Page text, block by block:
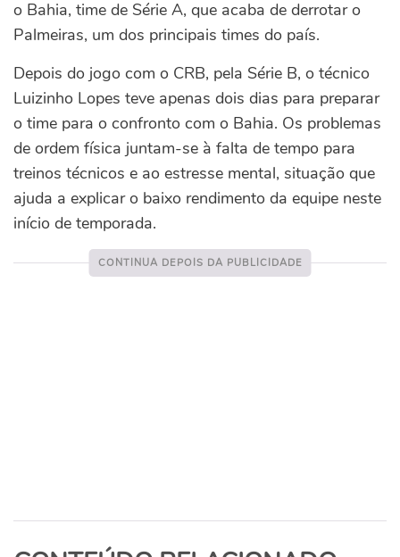
o Bahia, time de Série A, que acaba de derrotar o
Palmeiras, um dos principais times do país.
Depois do jogo com o CRB, pela Série B, o técnico
Luizinho Lopes teve apenas dois dias para preparar
o time para o confronto com o Bahia. Os problemas
de ordem física juntam-se à falta de tempo para
treinos técnicos e ao estresse mental, situação que
ajuda a explicar o baixo rendimento da equipe neste
início de temporada.